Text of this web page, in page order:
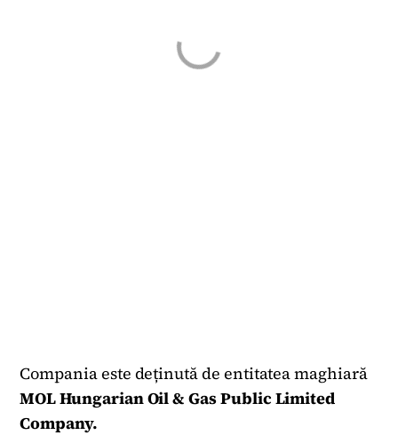
Compania este deținută de entitatea maghiară
MOL Hungarian Oil & Gas Public Limited
Company.